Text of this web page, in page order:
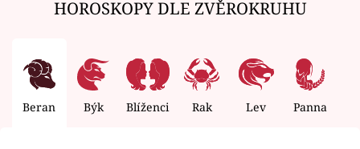
HOROSKOPY DLE ZVĚROKRUHU
Beran Býk Blíženci Rak Lev Panna